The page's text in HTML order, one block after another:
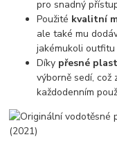
pro snadný
Použité kvalitní
ale také mu
jakémukoli outfitu
Díky přesné
výborně sedí,
každodenním